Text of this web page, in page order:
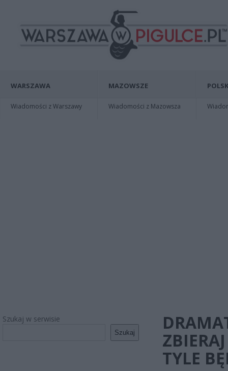
WARSZAWA
Wiadomości z Warszawy
MAZOWSZE
Wiadomości z Mazowsza
Szukaj w serwisie
Szukaj
TYLE